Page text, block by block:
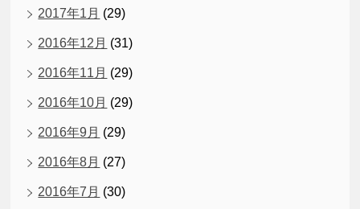
2017年1月 (29)
2016年12月 (31)
2016年11月 (29)
2016年10月 (29)
2016年9月 (29)
2016年8月 (27)
2016年7月 (30)